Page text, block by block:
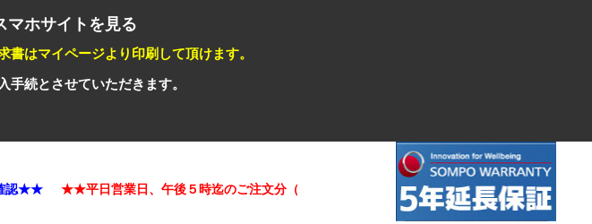
マホサイトを見る
はマイページより印刷して頂けます。
続とさせていただきます。
★★平日営業日、午後５時迄のご注文分（在庫商品）は即日発送が可能 。 ★★営業日カレンダー